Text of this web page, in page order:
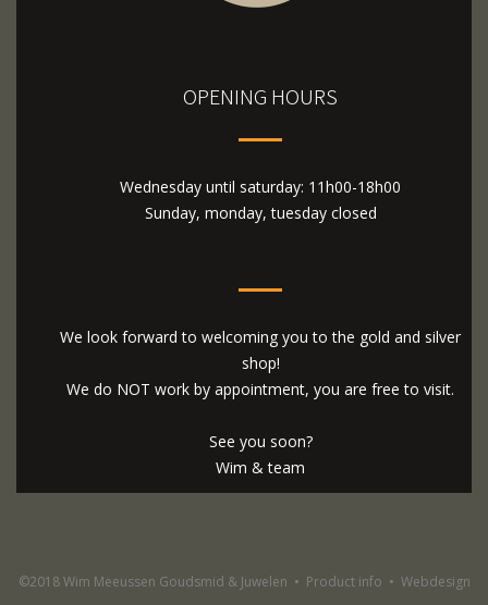
OPENING HOURS
Wednesday until saturday: 11h00-18h00
Sunday, monday, tuesday closed
We look forward to welcoming you to the gold and silver
shop!
We do NOT work by appointment, you are free to visit.
See you soon?
Wim & team
©2018 Wim Meeussen Goudsmid & Juwelen • Product info • Webdesign